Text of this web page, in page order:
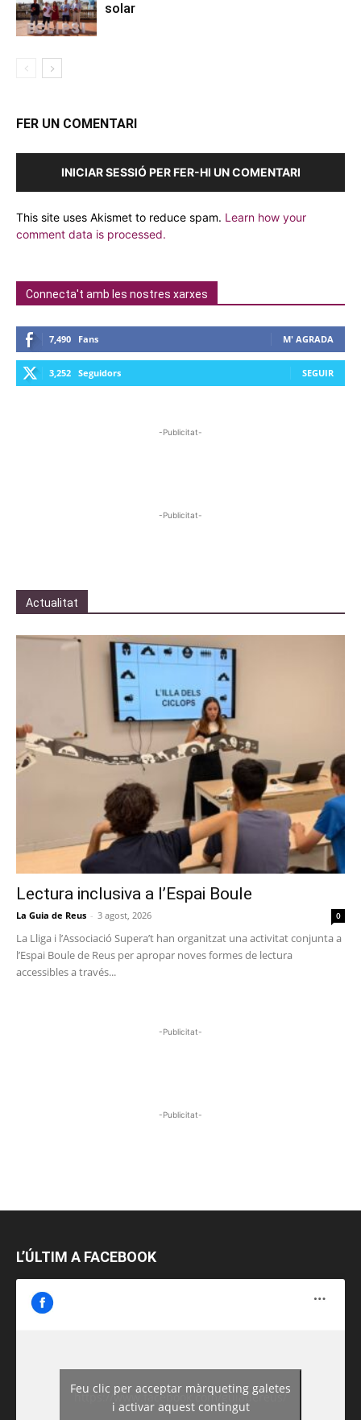
solar
FER UN COMENTARI
INICIAR SESSIÓ PER FER-HI UN COMENTARI
This site uses Akismet to reduce spam. Learn how your
comment data is processed.
Connecta't amb les nostres xarxes
7,490 Fans M' AGRADA
3,252 Seguidors SEGUIR
-Publicitat-
-Publicitat-
Actualitat
Lectura inclusiva a l’Espai Boule
La Guia de Reus - 3 agost, 2026 0
La Lliga i l’Associació Supera’t han organitzat una activitat conjunta a
l’Espai Boule de Reus per apropar noves formes de lectura
accessibles a través...
-Publicitat-
-Publicitat-
L’ÚLTIM A FACEBOOK
https://www.facebook.com/guiadereus/
Feu clic per acceptar màrqueting galetes
i activar aquest contingut